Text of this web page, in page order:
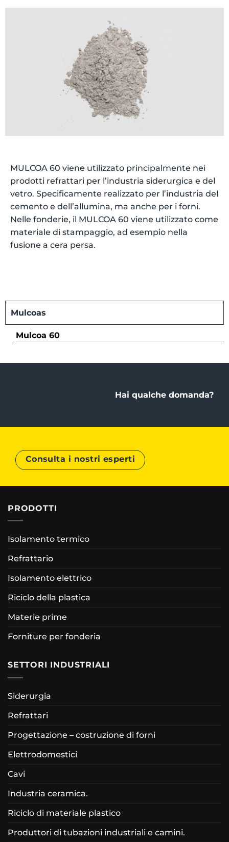
Mulcoas
Mulcoa 60
MULCOA 60 viene utilizzato principalmente nei
prodotti refrattari per l’industria siderurgica e del
vetro. Specificamente realizzato per l’industria del
cemento e dell’allumina, ma anche per i forni.
Nelle fonderie, il MULCOA 60 viene utilizzato come
materiale di stampaggio, ad esempio nella
fusione a cera persa.
Hai qualche domanda?
Consulta i nostri esperti
PRODOTTI
Isolamento termico
Refrattario
Isolamento elettrico
Riciclo della plastica
Materie prime
Forniture per fonderia
SETTORI INDUSTRIALI
Siderurgia
Refrattari
Progettazione – costruzione di forni
Elettrodomestici
Cavi
Industria ceramica.
Riciclo di materiale plastico
Produttori di tubazioni industriali e camini.